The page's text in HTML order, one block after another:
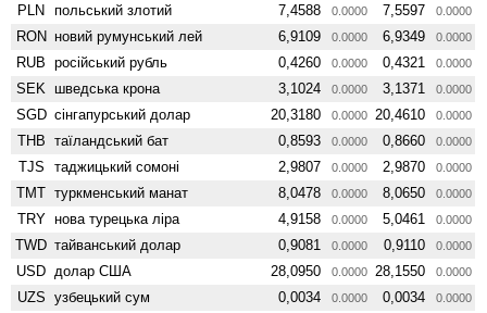
PLN польський злотий 7,4588 0.0000 7,5597 0.0000
RON новий румунський лей 6,9109 0.0000 6,9349 0.0000
RUB російський рубль 0,4260 0.0000 0,4321 0.0000
SEK шведська крона 3,1024 0.0000 3,1371 0.0000
SGD сінгапурський долар 20,3180 0.0000 20,4610 0.0000
THB таїландський бат 0,8593 0.0000 0,8660 0.0000
TJS таджицький сомоні 2,9807 0.0000 2,9870 0.0000
TMT туркменський манат 8,0478 0.0000 8,0650 0.0000
TRY нова турецька ліра 4,9158 0.0000 5,0461 0.0000
TWD тайванський долар 0,9081 0.0000 0,9110 0.0000
USD долар США 28,0950 0.0000 28,1550 0.0000
UZS узбецький сум 0,0034 0.0000 0,0034 0.0000